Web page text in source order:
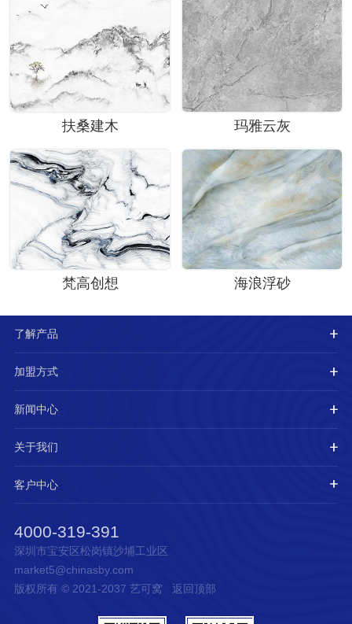
扶桑建木 玛雅云灰
梵高创想 海浪浮砂
了解产品
加盟方式
新闻中心
关于我们
客户中心
4000-319-391
深圳市宝安区松岗镇沙埔工业区
market5@chinasby.com
版权所有 © 2021-2037 艺可窝
返回顶部